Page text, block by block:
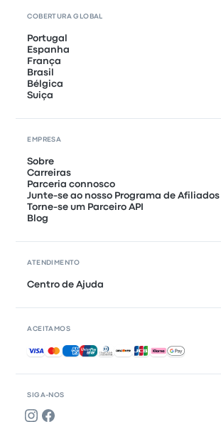
SIGA-NOS
COBERTURA GLOBAL
Portugal
Espanha
França
Brasil
Bélgica
Suiça
EMPRESA
Sobre
Carreiras
Parceria connosco
Junte-se ao nosso Programa de Afiliados
Torne-se um Parceiro API
Blog
ATENDIMENTO
Centro de Ajuda
ACEITAMOS
Pagamentos aceites